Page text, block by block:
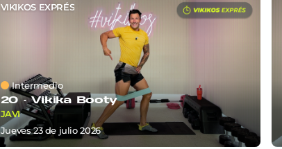
VIKIKOS EXPRÉS
Intermedio
20 ·Vikika Booty
JAVI
jueves 23de julio 2026